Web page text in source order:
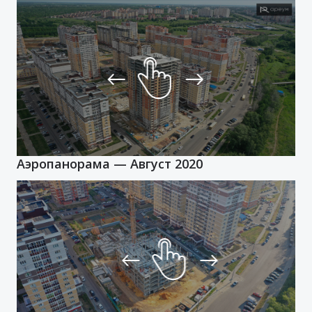
разводка отопления. Электрика разведена, розетки
установлены.
Энергоэффективность
Есть индивидуальные приборы учета коммунальных
услуг, так что жители каждой из квартир платят за
электроэнергию и отопление по индивидуальным счетам
в зависимости от того, сколько ими было потрачено.
Лоджии утеплены специально таким образом, чтобы
удерживать тепло холодными зимами. В совокупности
это позволяет максимально сэкономить на
коммунальных платежах.
Безопасность
В ЖК «Горизонт» предусмотрена гостевая парковка,
поэтому автомобилисты всегда могут проверить из окна
сохранность своего транспорта. Рядом с микрорайоном
«Елецкий» находятся гаражные кооперативы «Ладушка»,
Аэропанорама — Август 2020